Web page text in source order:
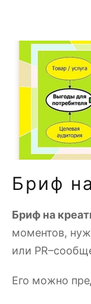
Бриф
Бриф на
моментов,
или
Его можно